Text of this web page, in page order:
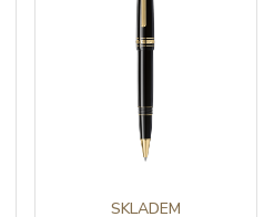
SKLADEM